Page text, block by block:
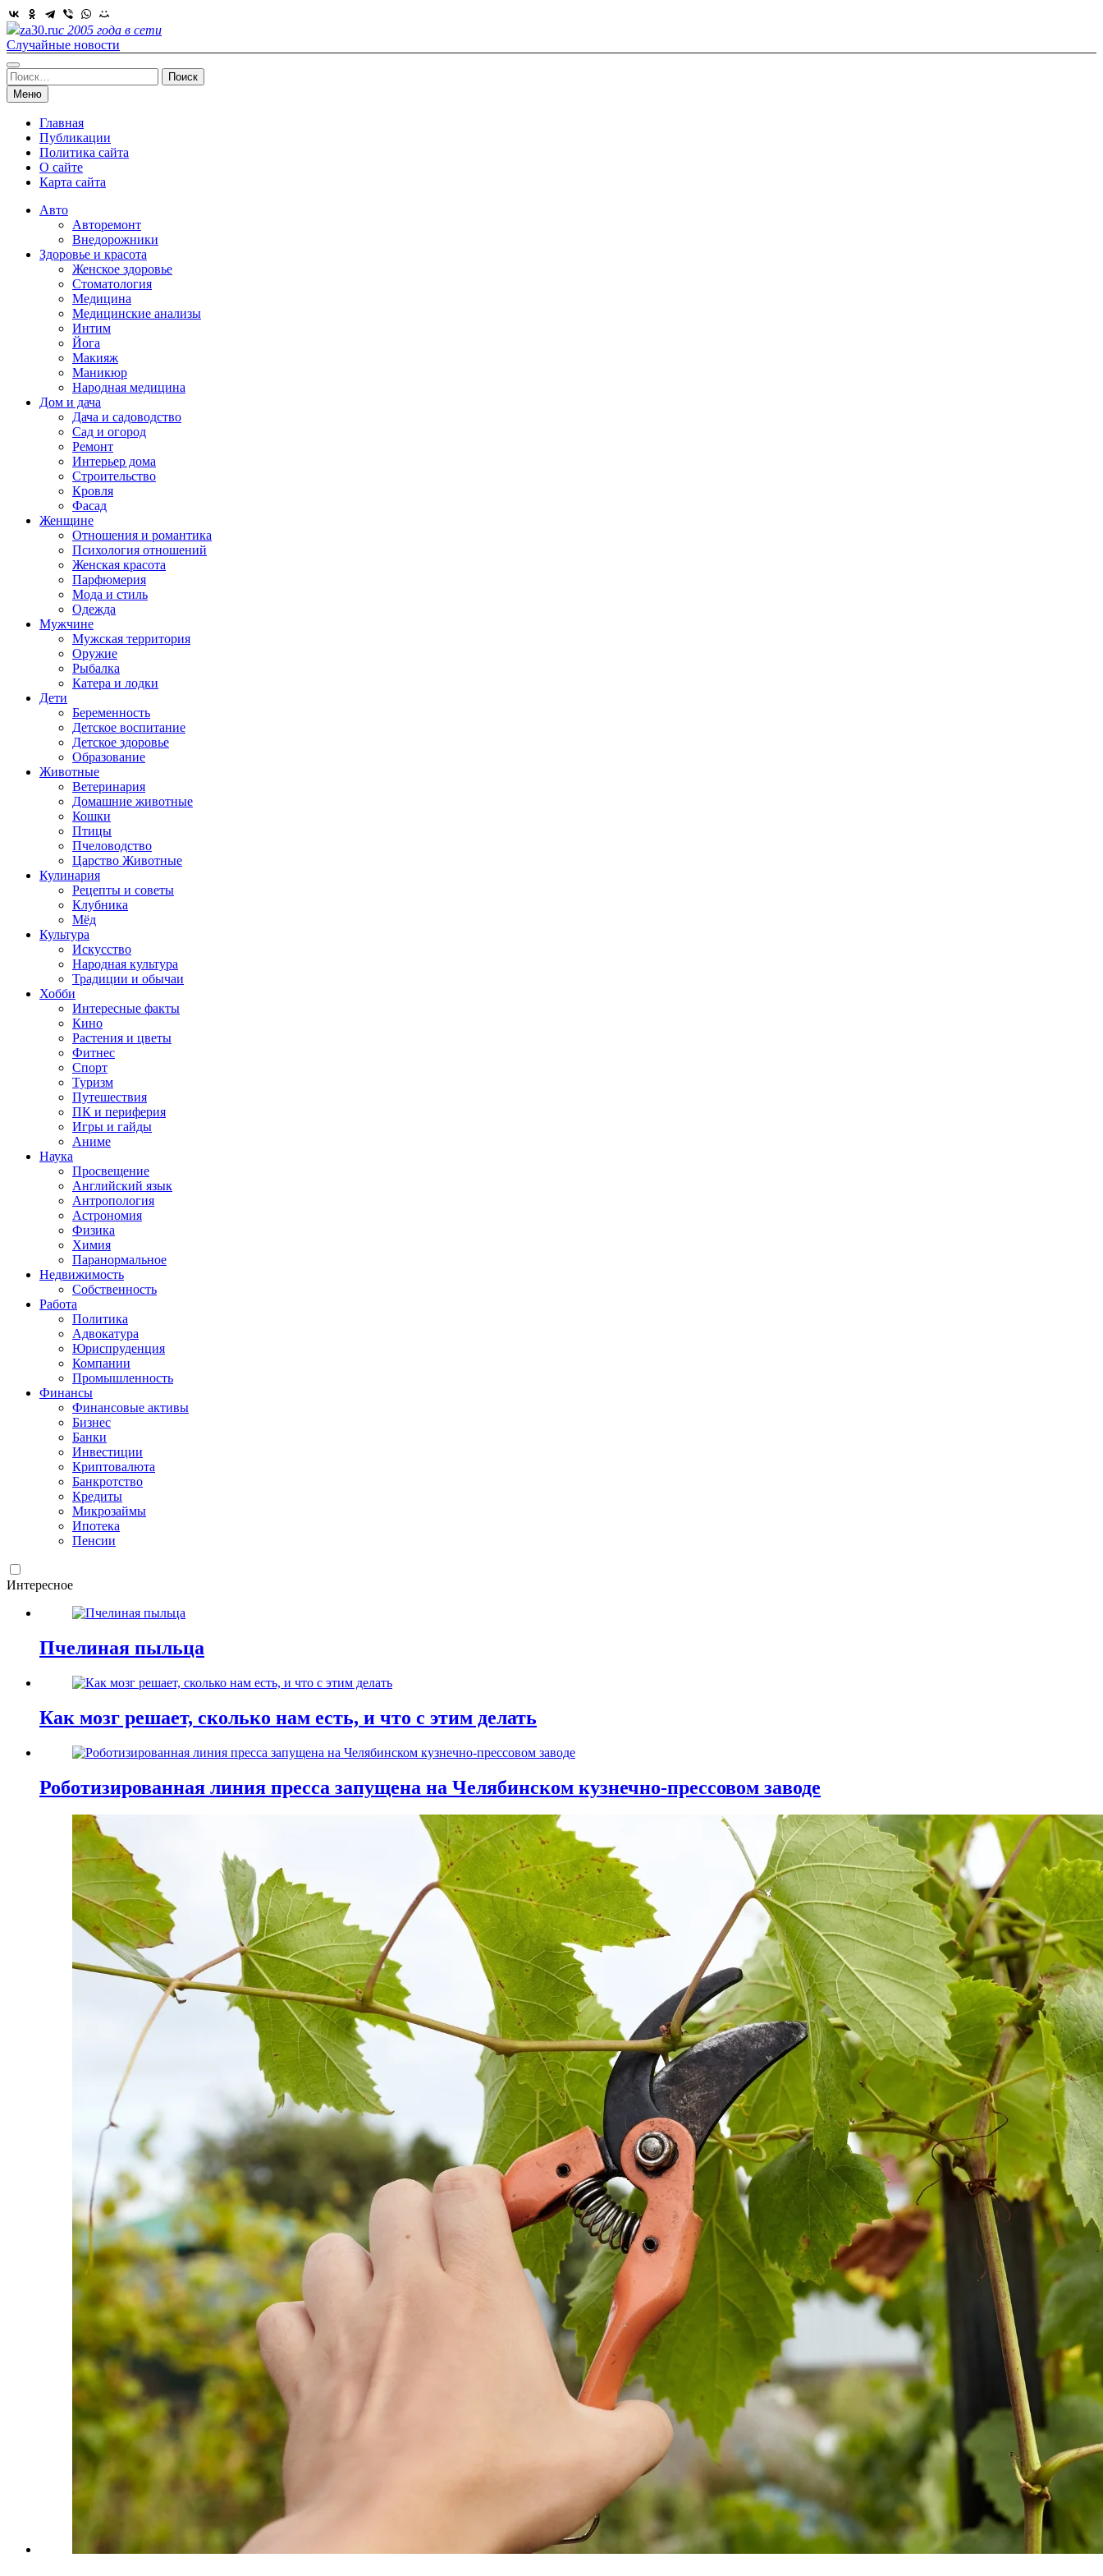
Skip
to
content
za30.ruс 2005 года в сети
Случайные новости
Найти:
Меню
Главная
Публикации
Политика сайта
О сайте
Карта сайта
Авто
Авторемонт
Внедорожники
Здоровье и красота
Женское здоровье
Стоматология
Медицина
Медицинские анализы
Интим
Йога
Макияж
Маникюр
Народная медицина
Дом и дача
Дача и садоводство
Сад и огород
Ремонт
Интерьер дома
Строительство
Кровля
Фасад
Женщине
Отношения и романтика
Психология отношений
Женская красота
Парфюмерия
Мода и стиль
Одежда
Мужчине
Мужская территория
Оружие
Рыбалка
Катера и лодки
Дети
Беременность
Детское воспитание
Детское здоровье
Образование
Животные
Ветеринария
Домашние животные
Кошки
Птицы
Пчеловодство
Царство Животные
Кулинария
Рецепты и советы
Клубника
Мёд
Культура
Искусство
Народная культура
Традиции и обычаи
Хобби
Интересные факты
Кино
Растения и цветы
Фитнес
Спорт
Туризм
Путешествия
ПК и периферия
Игры и гайды
Аниме
Наука
Просвещение
Английский язык
Антропология
Астрономия
Физика
Химия
Паранормальное
Недвижимость
Собственность
Работа
Политика
Адвокатура
Юриспруденция
Компании
Промышленность
Финансы
Финансовые активы
Бизнес
Банки
Инвестиции
Криптовалюта
Банкротство
Кредиты
Микрозаймы
Ипотека
Пенсии
Интересное
Пчелиная пыльца
Как мозг решает, сколько нам есть, и что с этим делать
Роботизированная линия пресса запущена на Челябинском кузнечно-прессовом заводе